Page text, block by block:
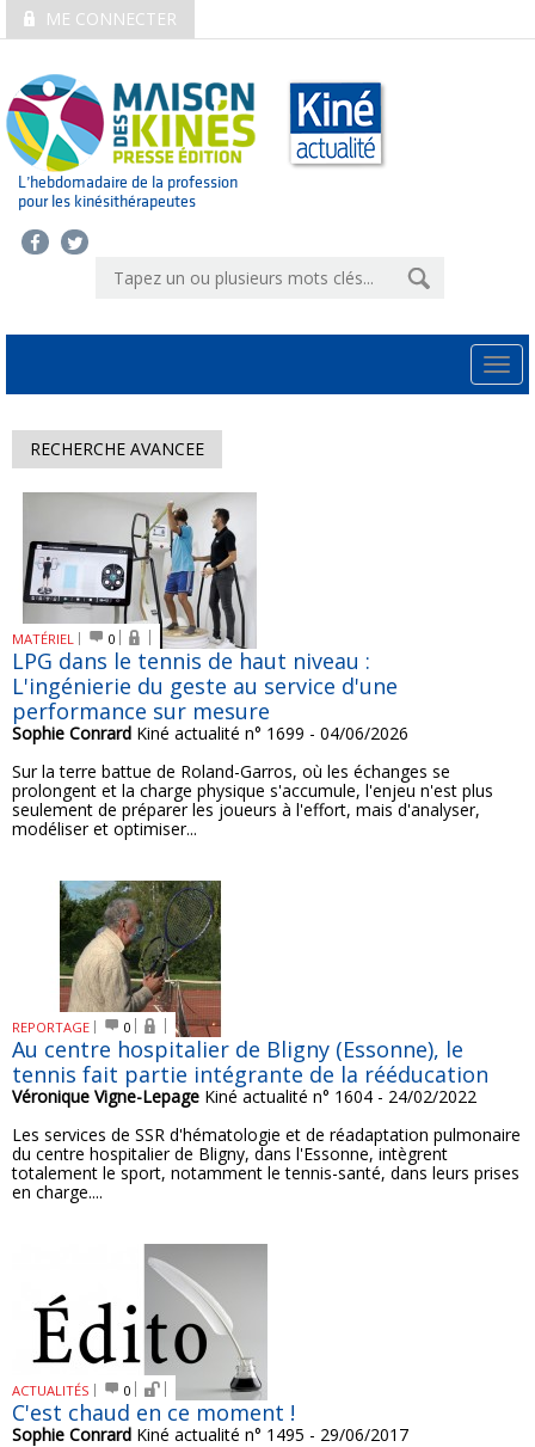
ME CONNECTER
L’hebdomadaire de la profession
pour les kinésithérapeutes
RECHERCHE AVANCEE
MATÉRIEL 0
LPG dans le tennis de haut niveau :
L'ingénierie du geste au service d'une
performance sur mesure
Sophie Conrard Kiné actualité n° 1699 - 04/06/2026
Sur la terre battue de Roland-Garros, où les échanges se
prolongent et la charge physique s'accumule, l'enjeu n'est plus
seulement de préparer les joueurs à l'effort, mais d'analyser,
modéliser et optimiser...
REPORTAGE 0
Au centre hospitalier de Bligny (Essonne), le
tennis fait partie intégrante de la rééducation
Véronique Vigne-Lepage Kiné actualité n° 1604 - 24/02/2022
Les services de SSR d'hématologie et de réadaptation pulmonaire
du centre hospitalier de Bligny, dans l'Essonne, intègrent
totalement le sport, notamment le tennis-santé, dans leurs prises
en charge....
ACTUALITÉS 0
C'est chaud en ce moment !
Sophie Conrard Kiné actualité n° 1495 - 29/06/2017